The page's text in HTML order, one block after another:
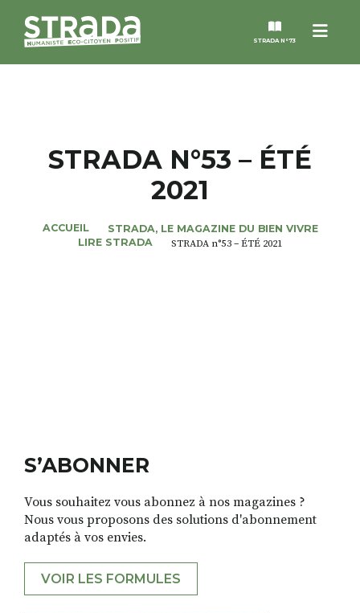
Menu
STRADA N°73
MAGAZINES
STRADA’DATES
FACEBOOK
STRADA N°53 – ÉTÉ
2021
ACCUEIL
STRADA, LE MAGAZINE DU BIEN VIVRE
LIRE STRADA
STRADA n°53 – ÉTÉ 2021
S’ABONNER
Vous souhaitez vous abonnez à nos magazines ?
Nous vous proposons des solutions d'abonnement
adaptés à vos envies.
VOIR LES FORMULES